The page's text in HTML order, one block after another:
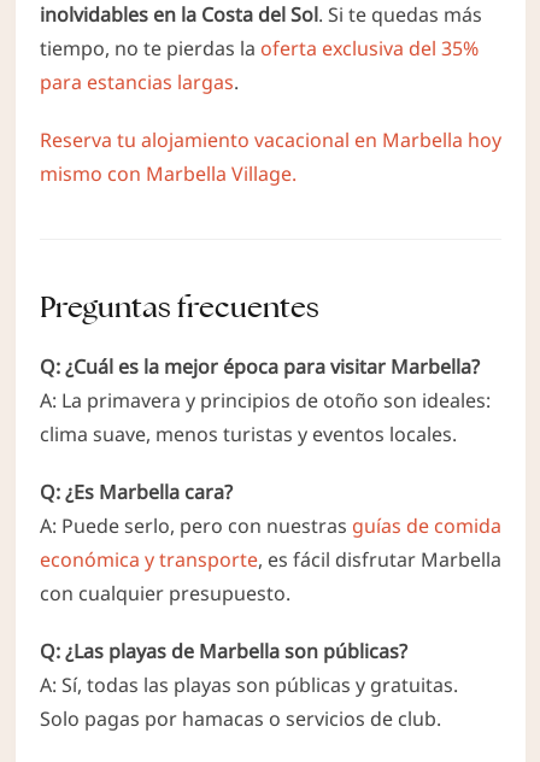
inolvidables en la Costa del Sol. Si te quedas más
tiempo, no te pierdas la oferta exclusiva del 35%
para estancias largas.
Reserva tu alojamiento vacacional en Marbella hoy
mismo con Marbella Village.
Preguntas frecuentes
Q: ¿Cuál es la mejor época para visitar Marbella?
A: La primavera y principios de otoño son ideales:
clima suave, menos turistas y eventos locales.
Q: ¿Es Marbella cara?
A: Puede serlo, pero con nuestras guías de comida
económica y transporte, es fácil disfrutar Marbella
con cualquier presupuesto.
Q: ¿Las playas de Marbella son públicas?
A: Sí, todas las playas son públicas y gratuitas.
Solo pagas por hamacas o servicios de club.